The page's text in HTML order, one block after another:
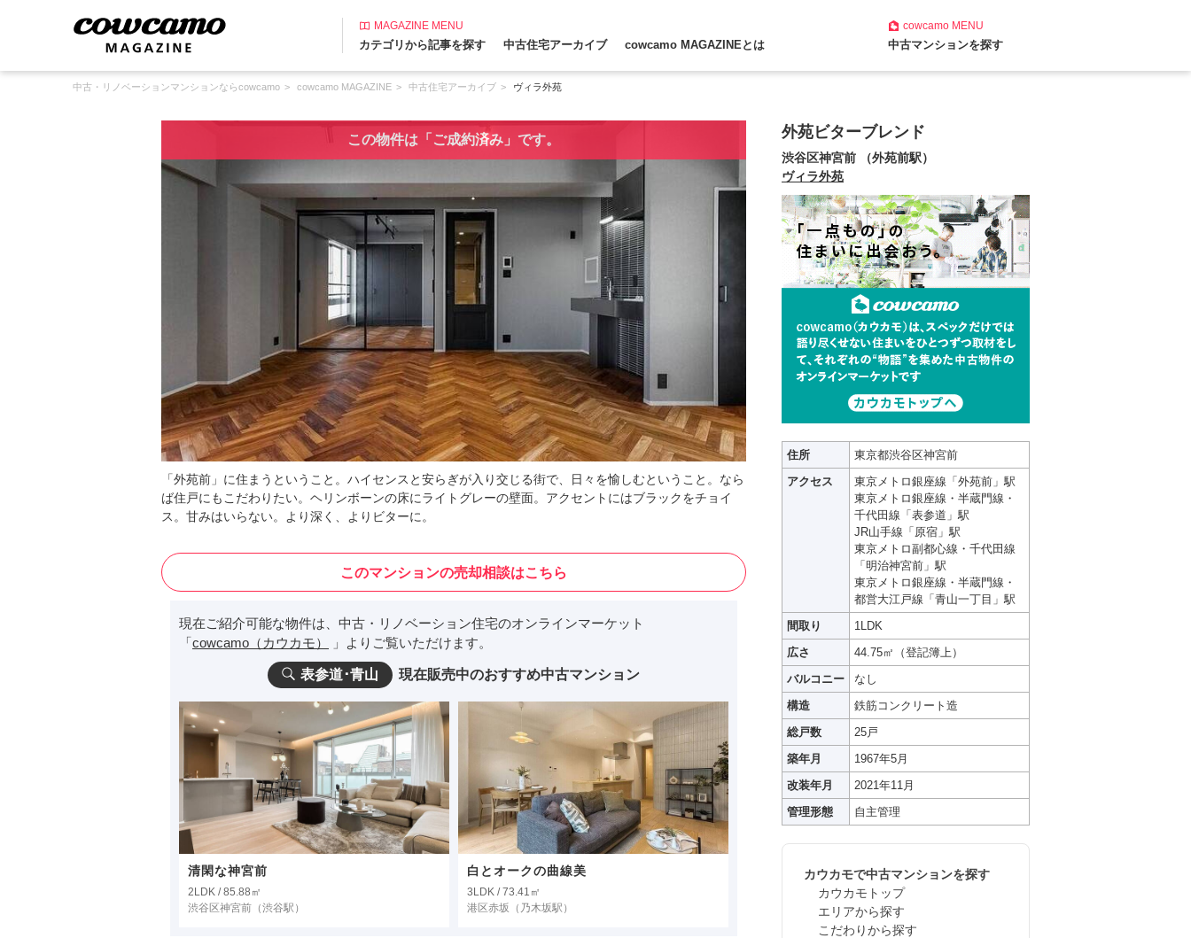
MAGAZINE MENU
カテゴリから記事を探す 中古住宅アーカイブ cowcamo MAGAZINEとは
cowcamoMENU
中古マンションを探す
中古・リノベーションマンションならcowcamo cowcamo MAGAZINE 中古住宅アーカイブ ヴィラ外苑
この物件は「ご成約済み」です。
「外苑前」に住まうということ。ハイセンスと安らぎが入り交じる街で、日々を愉しむということ。なら
ば住戸にもこだわりたい。ヘリンボーンの床にライトグレーの壁面。アクセントにはブラックをチョイ
ス。甘みはいらない。より深く、よりビターに。
このマンションの売却相談はこちら
現在ご紹介可能な物件は、中古・リノベーション住宅のオンラインマーケット
「cowcamo（カウカモ） 」よりご覧いただけます。
表参道･青山 現在販売中のおすすめ中古マンション
清閑な神宮前
2LDK / 85.88㎡
渋谷区神宮前 （渋谷駅）
白とオークの曲線美
3LDK / 73.41㎡
港区赤坂 （乃木坂駅）
外苑ビターブレンド
渋谷区神宮前 （外苑前駅）
ヴィラ外苑
住所
東京都渋谷区神宮前
アクセス
東京メトロ銀座線「外苑前」駅
東京メトロ銀座線・半蔵門線・
千代田線「表参道」駅
JR山手線「原宿」駅
東京メトロ副都心線・千代田線
「明治神宮前」駅
東京メトロ銀座線・半蔵門線・
都営大江戸線「青山一丁目」駅
間取り
1LDK
広さ
44.75㎡（登記簿上）
バルコニー
なし
構造
鉄筋コンクリート造
総戸数
25戸
築年月
1967年5月
改装年月
2021年11月
管理形態
自主管理
カウカモで中古マンションを探す
カウカモトップ
エリアから探す
こだわりから探す